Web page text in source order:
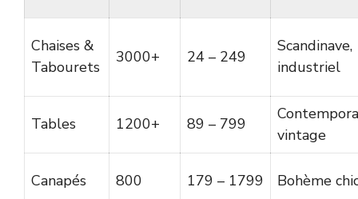
Chaises &
Tabourets
3000+ 24 – 249
Scandinave,
industriel
Tables 1200+ 89 – 799
vintage
Canapés 800 179 – 1799 Bohème